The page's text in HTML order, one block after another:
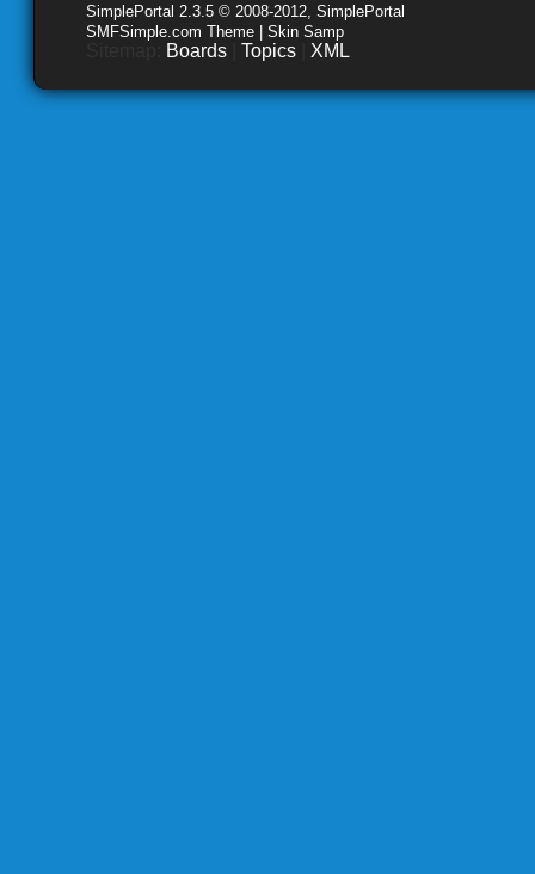
SimplePortal 2.3.5 © 2008-2012, SimplePortal
SMFSimple.com Theme | Skin Samp
Boards Topics XML